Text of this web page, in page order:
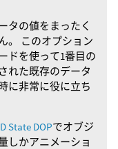
タの値をまったく
。 このオプション
ドを使って1番目の
れた既存のデータ
に非常に役に立ち
State DOPでオブジ
しかアニメーショ